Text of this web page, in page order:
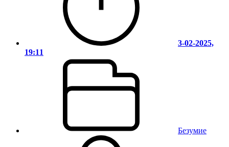
3-02-2025,
19:11
Безумие